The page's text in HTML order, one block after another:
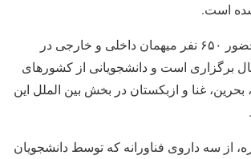
است.
این رویداد مهم با حضور ۶۵۰ نفر میهمان داخلی و خارجی در
برگزاری است و دانشجویانی از کشورهای
بحرین، غنا و ازبکستان در بخش بین الملل این
از سه داروی فناورانه که توسط دانشجویان